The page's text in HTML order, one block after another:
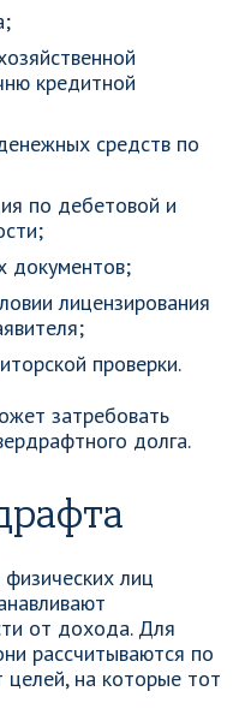
кредитной
средств по
по дебетовой и
документов;
лицензирования
проверки.
затребовать
долга.
лиц
от дохода. Для
рассчитываются по
на которые тот